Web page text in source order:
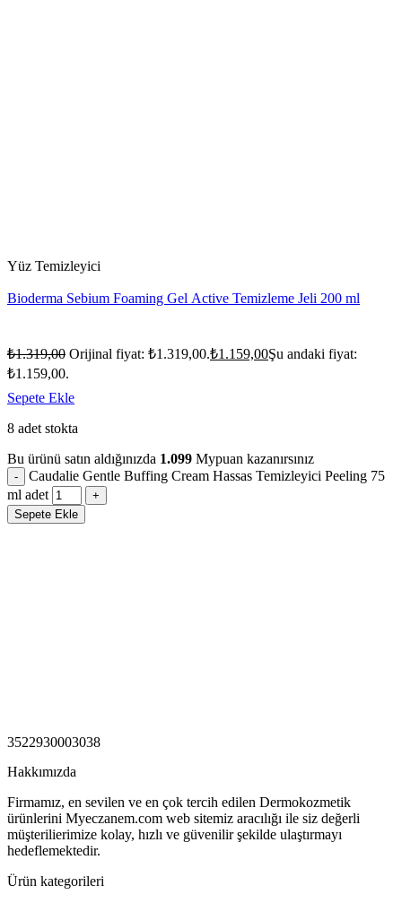
Yüz Temizleyici
Bioderma Sebium Foaming Gel Active Temizleme Jeli 200 ml
₺1.319,00 Orijinal fiyat: ₺1.319,00.₺1.159,00Şu andaki fiyat:
₺1.159,00.
Sepete Ekle
8 adet stokta
Bu ürünü satın aldığınızda 1.099 Mypuan kazanırsınız
Caudalie Gentle Buffing Cream Hassas Temizleyici Peeling 75
ml adet
Sepete Ekle
3522930003038
Hakkımızda
Firmamız, en sevilen ve en çok tercih edilen Dermokozmetik
ürünlerini Myeczanem.com web sitemiz aracılığı ile siz değerli
müşterilierimize kolay, hızlı ve güvenilir şekilde ulaştırmayı
hedeflemektedir.
Ürün kategorileri